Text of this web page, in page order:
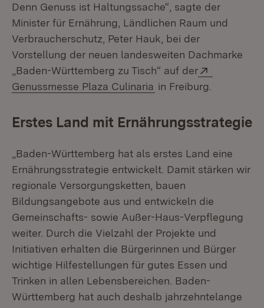
Denn Genuss ist Haltungssache“, sagte der
Minister für Ernährung, Ländlichen Raum und
Verbraucherschutz, Peter Hauk, bei der
Vorstellung der neuen landesweiten Dachmarke
„Baden-Württemberg zu Tisch“ auf der
Genussmesse Plaza Culinaria (Öffnet in neuem
in Freiburg.
Erstes Land mit Ernährungsstrategie
„Baden-Württemberg hat als erstes Land eine
Ernährungsstrategie entwickelt. Damit stärken wir
regionale Versorgungsketten, bauen
Bildungsangebote aus und entwickeln die
Gemeinschafts- sowie Außer-Haus-Verpflegung
weiter. Durch die Vielzahl der Projekte und
Initiativen erhalten die Bürgerinnen und Bürger
wichtige Hilfestellungen für gutes Essen und
Trinken in allen Lebensbereichen. Baden-
Württemberg hat auch deshalb jahrzehntelange